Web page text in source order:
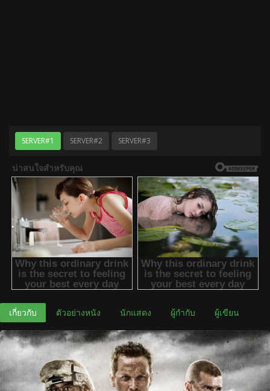
SERVER#1 SERVER#2 SERVER#3
เกี่ยวกับ ตัวอย่างหนัง นักแสดง ผู้กำกับ ผู้เขียน